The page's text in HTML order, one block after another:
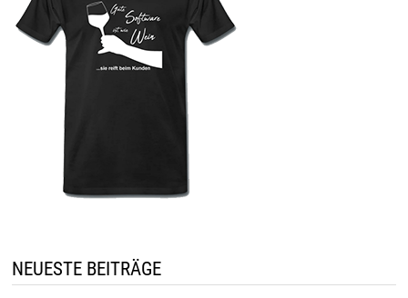
NEUESTE BEITRÄGE